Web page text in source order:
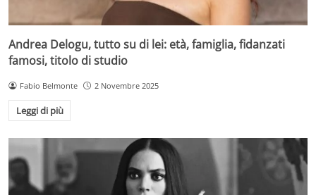
Andrea Delogu, tutto su di lei: età, famiglia, fidanzati
famosi, titolo di studio
Fabio Belmonte 2 Novembre 2025
Leggi di più